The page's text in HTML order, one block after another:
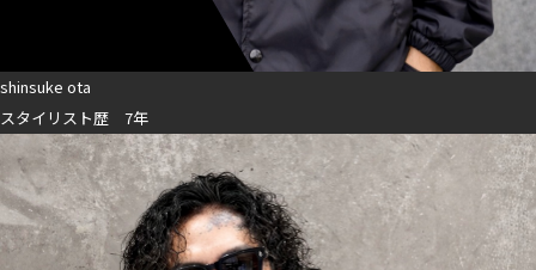
shinsuke ota
スタイリスト歴 7年